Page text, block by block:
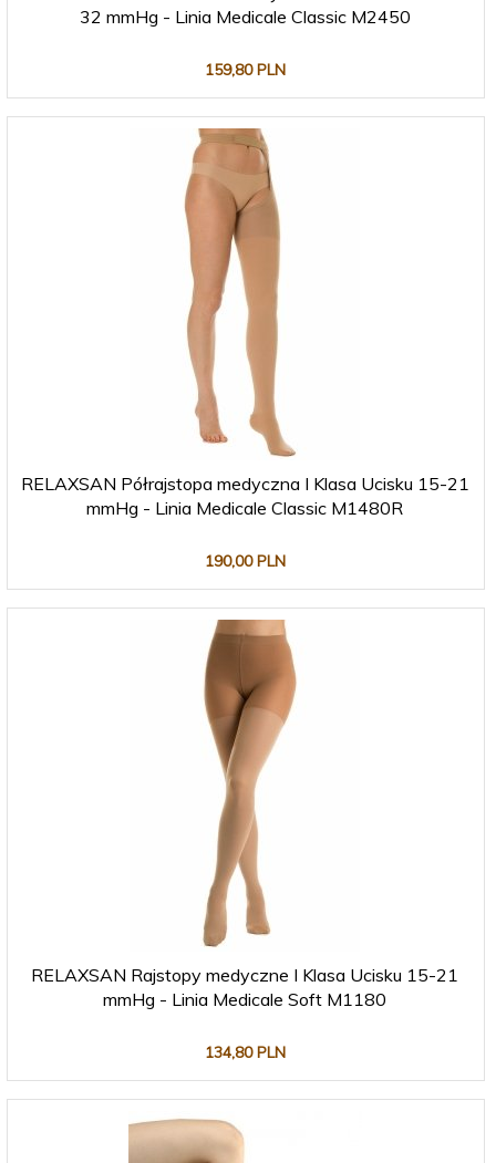
32 mmHg - Linia Medicale Classic M2450
159,80 PLN
RELAXSAN Półrajstopa medyczna I Klasa Ucisku 15-21
mmHg - Linia Medicale Classic M1480R
190,00 PLN
RELAXSAN Rajstopy medyczne I Klasa Ucisku 15-21
mmHg - Linia Medicale Soft M1180
134,80 PLN